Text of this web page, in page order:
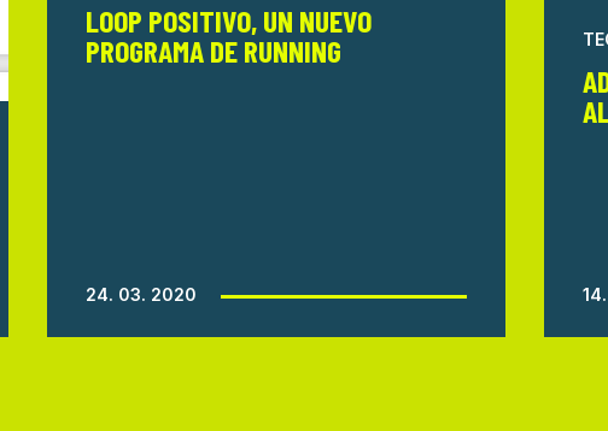
LOOP POSITIVO, UN NUEVO
PROGRAMA DE RUNNING
24. 03. 2020